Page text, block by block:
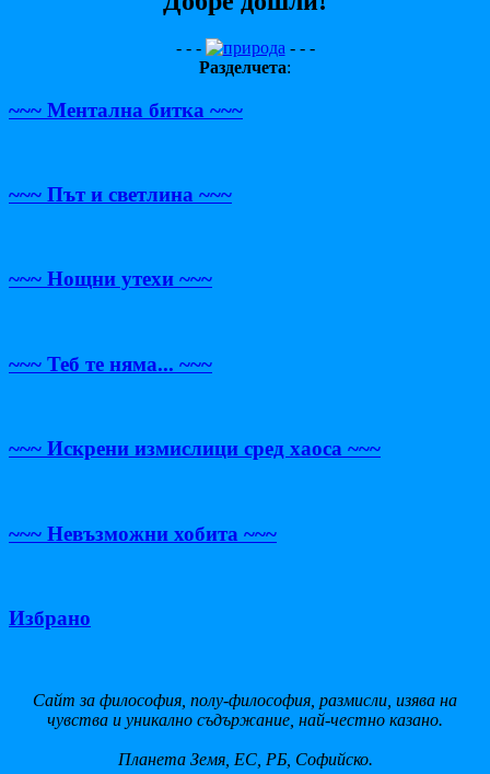
- - -
- - -
Разделчета:
~~~ Ментална битка ~~~
~~~ Път и светлина ~~~
~~~ Нощни утехи ~~~
~~~ Теб те няма... ~~~
~~~ Искрени измислици сред хаоса ~~~
~~~ Невъзможни хобита ~~~
Избрано
Сайт за философия, полу-философия, размисли, изява на
чувства и уникално съдържание, най-честно казано.
Планета Земя, ЕС, РБ, Софийско.